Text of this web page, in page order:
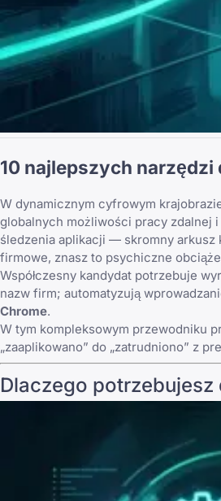
10 najlepszych
W dynamicznym cyfrowym
globalnych możliwości pracy zdalnej
śledzenia aplikacji — skromny
firmowe, znasz to psychiczne
Współczesny kandydat potrzebuje
nazw firm; automatyzują
Chrome.
W tym kompleksowym przewodniku
„zaaplikowano” do „zatrudniono” z
Dlaczego